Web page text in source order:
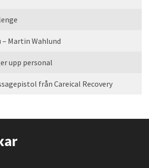
– Martin Wahlund
upp personal
från Careical Recovery